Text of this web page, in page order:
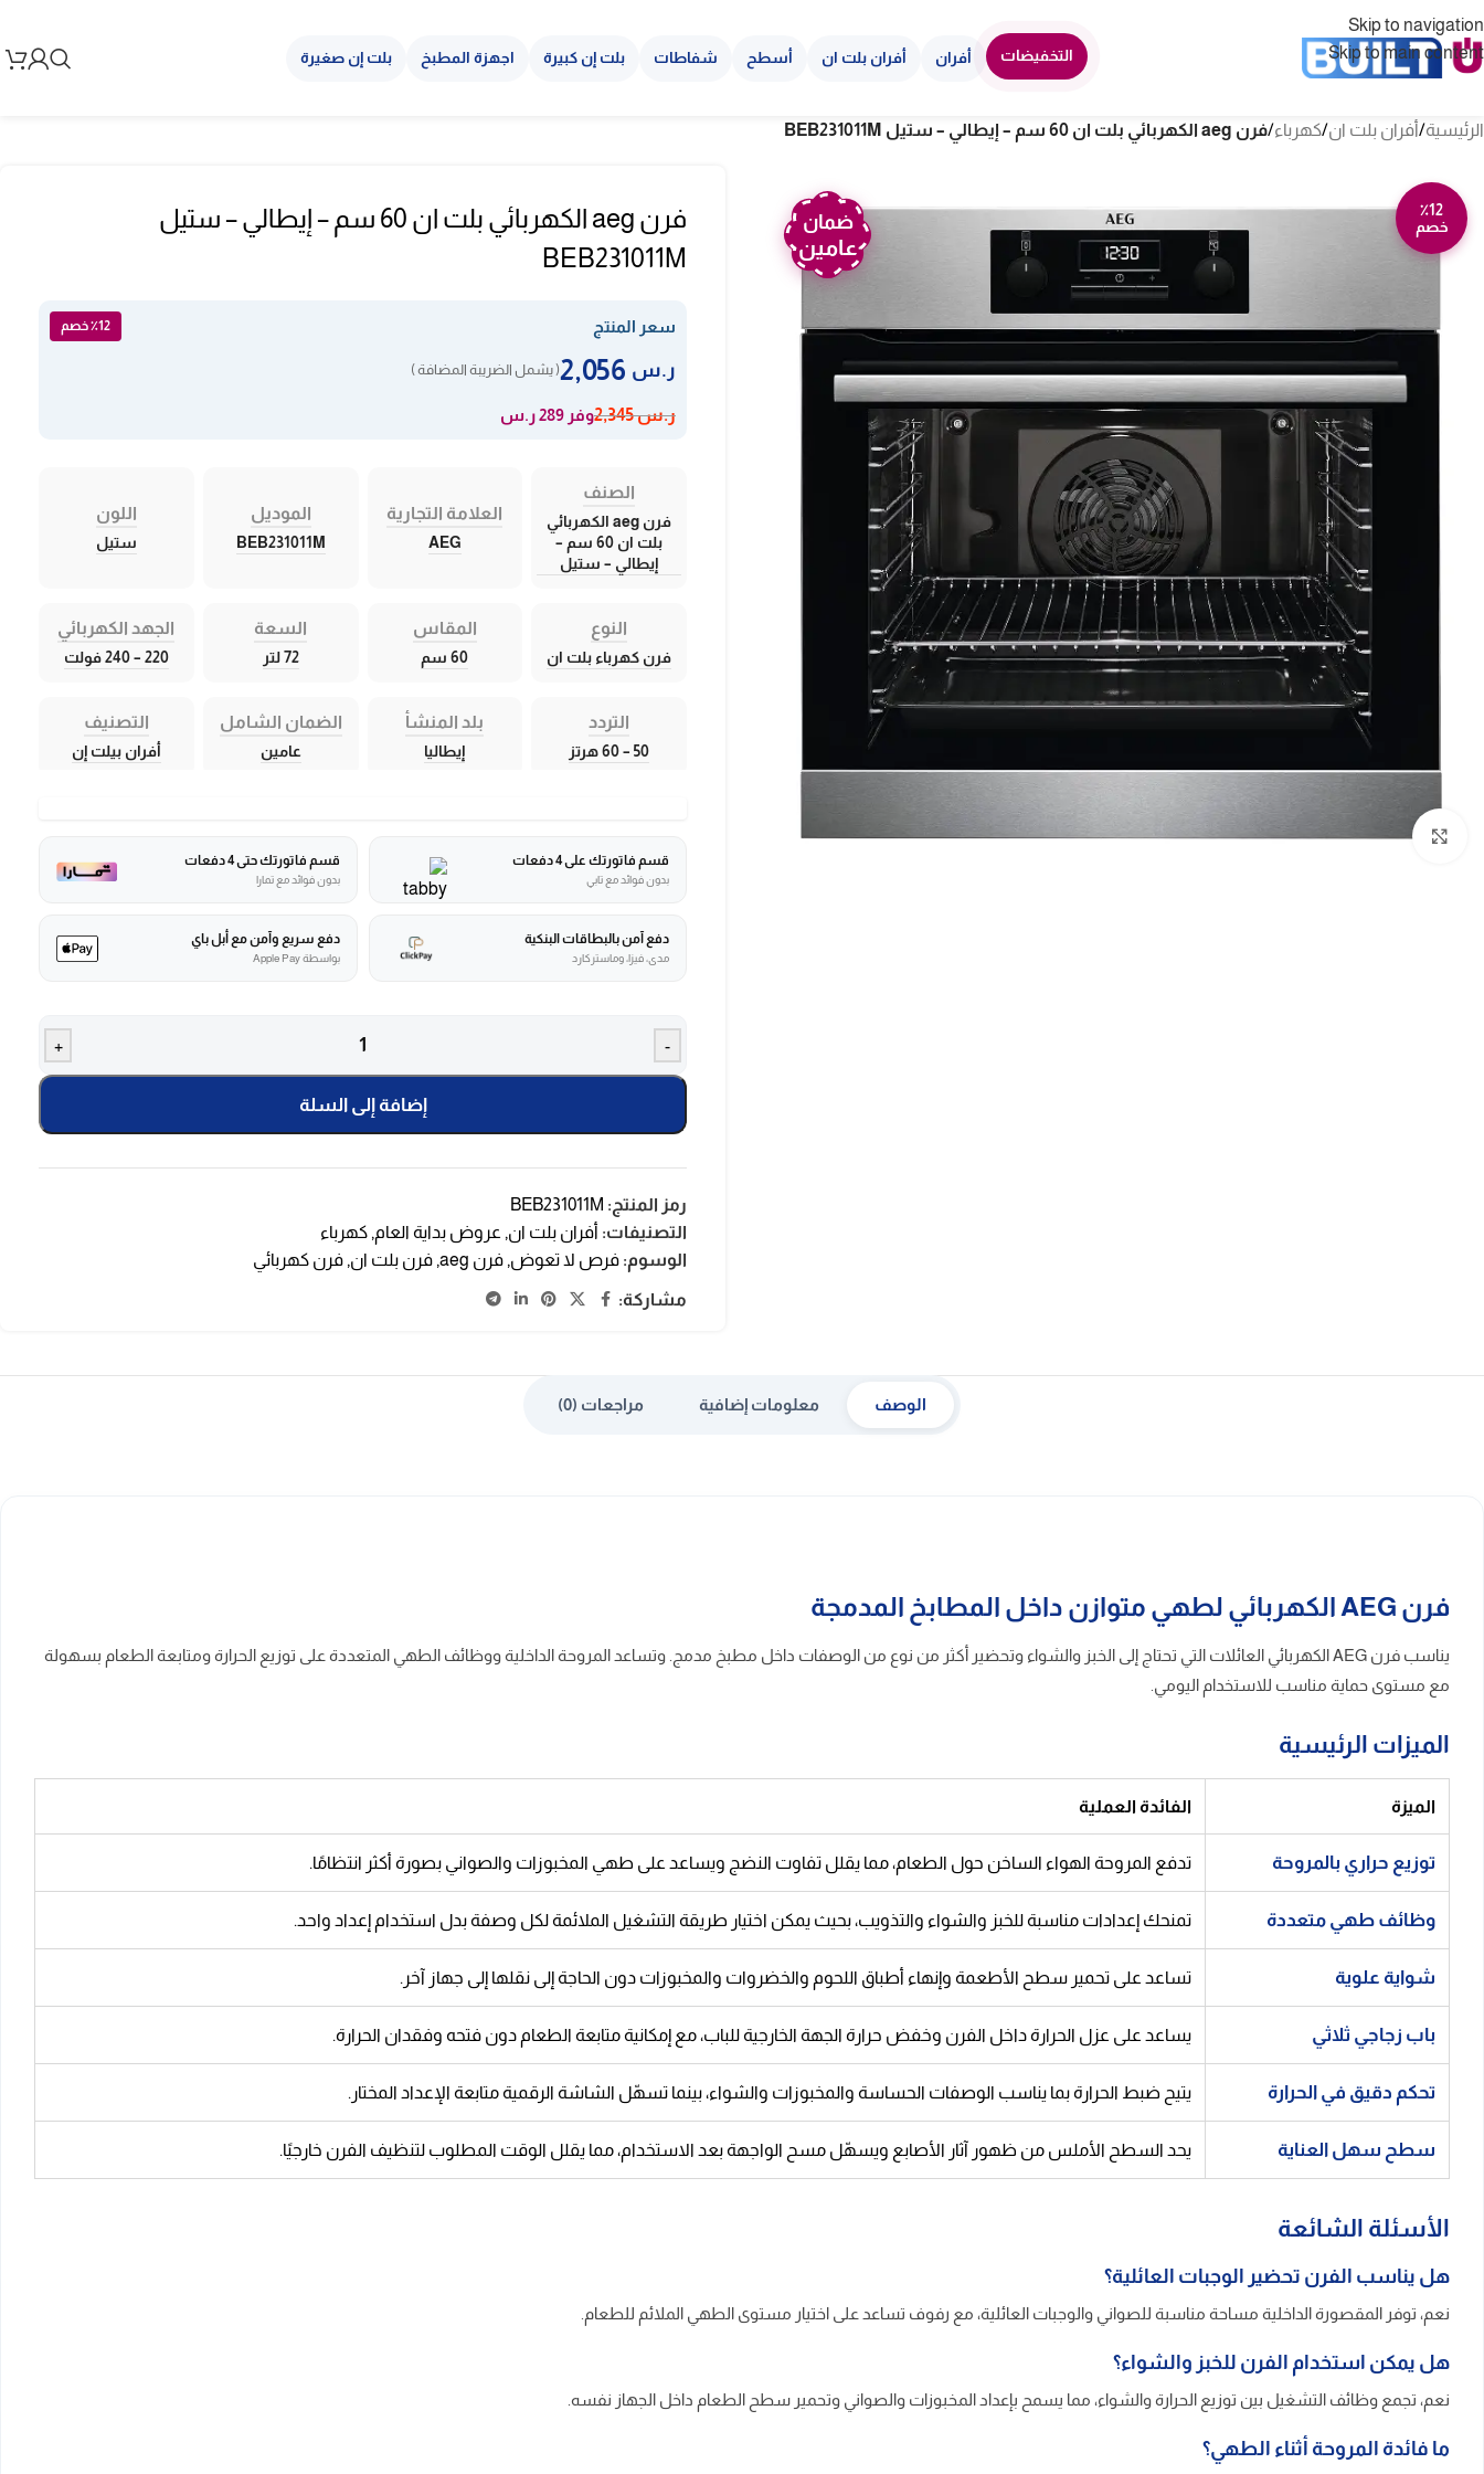
Skip to navigation
Skip to main content
التخفيضات أفران أفران بلت ان أسطح شفاطات بلت إن كبيرة اجهزة المطبخ بلت إن صغيرة
الرئيسية/أفران بلت ان/كهرباء/فرن aeg الكهربائي بلت ان 60 سم – إيطالي – ستيل BEB231011M
٪12
خصم
ضمان
عامين
Click to enlarge
فرن aeg الكهربائي بلت ان 60 سم – إيطالي – ستيل
BEB231011M
سعر المنتج ٪12 خصم
ر.س ( يشمل الضريبة المضافة )
ر.س2,345 وفر 289 ر.س
الصنف
فرن aeg الكهربائي
بلت ان 60 سم –
إيطالي – ستيل
العلامة التجارية
AEG
الموديل
BEB231011M
اللون
ستيل
النوع
فرن كهرباء بلت ان
المقاس
60 سم
السعة
72 لتر
الجهد الكهربائي
220 – 240 فولت
التردد
50 – 60 هرتز
بلد المنشأ
إيطاليا
الضمان الشامل
عامين
التصنيف
أفران بيلت إن
قسم فاتورتك على 4 دفعات
بدون فوائد مع تابي
قسم فاتورتك حتى 4 دفعات
بدون فوائد مع تمارا
دفع آمن بالبطاقات البنكية
مدى، فيزا، وماستركارد
دفع سريع وآمن مع أبل باي
بواسطة Apple Pay
-
+
إضافة إلى السلة
رمز المنتج: BEB231011M
التصنيفات: أفران بلت ان, عروض بداية العام, كهرباء
الوسوم: فرص لا تعوض, فرن aeg , فرن بلت ان, فرن كهربائي
مشاركة:
الوصف معلومات إضافية مراجعات (0)
فرن AEG الكهربائي لطهي متوازن داخل المطابخ المدمجة
يناسب فرن AEG الكهربائي العائلات التي تحتاج إلى الخبز والشواء وتحضير أكثر من نوع من الوصفات داخل مطبخ مدمج. وتساعد المروحة الداخلية ووظائف الطهي المتعددة على توزيع الحرارة ومتابعة الطعام بسهولة
مع مستوى حماية مناسب للاستخدام اليومي.
الميزات الرئيسية
الميزة الفائدة العملية
توزيع حراري بالمروحة تدفع المروحة الهواء الساخن حول الطعام، مما يقلل تفاوت النضج ويساعد على طهي المخبوزات والصواني بصورة أكثر انتظامًا.
وظائف طهي متعددة تمنحك إعدادات مناسبة للخبز والشواء والتذويب، بحيث يمكن اختيار طريقة التشغيل الملائمة لكل وصفة بدل استخدام إعداد واحد.
شواية علوية تساعد على تحمير سطح الأطعمة وإنهاء أطباق اللحوم والخضروات والمخبوزات دون الحاجة إلى نقلها إلى جهاز آخر.
باب زجاجي ثلاثي يساعد على عزل الحرارة داخل الفرن وخفض حرارة الجهة الخارجية للباب، مع إمكانية متابعة الطعام دون فتحه وفقدان الحرارة.
تحكم دقيق في الحرارة يتيح ضبط الحرارة بما يناسب الوصفات الحساسة والمخبوزات والشواء، بينما تسهّل الشاشة الرقمية متابعة الإعداد المختار.
سطح سهل العناية يحد السطح الأملس من ظهور آثار الأصابع ويسهّل مسح الواجهة بعد الاستخدام، مما يقلل الوقت المطلوب لتنظيف الفرن خارجيًا.
الأسئلة الشائعة
هل يناسب الفرن تحضير الوجبات العائلية؟
نعم، توفر المقصورة الداخلية مساحة مناسبة للصواني والوجبات العائلية، مع رفوف تساعد على اختيار مستوى الطهي الملائم للطعام.
هل يمكن استخدام الفرن للخبز والشواء؟
نعم، تجمع وظائف التشغيل بين توزيع الحرارة والشواء، مما يسمح بإعداد المخبوزات والصواني وتحمير سطح الطعام داخل الجهاز نفسه.
ما فائدة المروحة أثناء الطهي؟